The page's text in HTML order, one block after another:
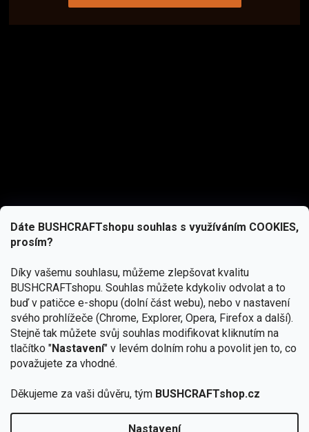
Dáte BUSHCRAFTshopu souhlas s využíváním COOKIES,
prosím?
Díky vašemu souhlasu, můžeme zlepšovat kvalitu
BUSHCRAFTshopu. Souhlas můžete kdykoliv odvolat a to
buď v patičce e-shopu (dolní část webu), nebo v nastavení
svého prohlížeče (Chrome, Explorer, Opera, Firefox a další).
Stejně tak můžete svůj souhlas modifikovat kliknutím na
tlačítko "Nastavení" v levém dolním rohu a povolit jen to, co
považujete za vhodné.
Děkujeme za vaši důvěru, tým BUSHCRAFTshop.cz
Nastavení
podmínkami ochrany osobních údajů